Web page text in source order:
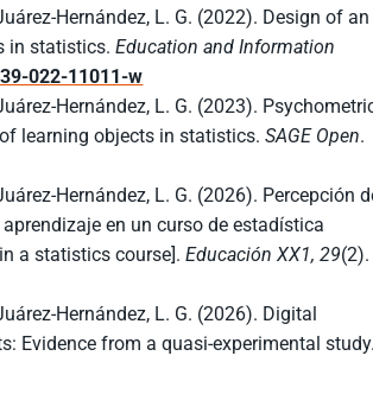
Hernández, L. G. (2022). Design of an
in statistics.Education and Information
022-11011-w
Hernández, L. G. (2023).
learning objects in statistics.SAGE Open.
Hernández, L. G. (2026). Percepción
en un curso de estadística
a statistics course].Educación XX1, 29(2).
Hernández, L. G. (2026). Digital
Evidence from a quasi-experimental study.